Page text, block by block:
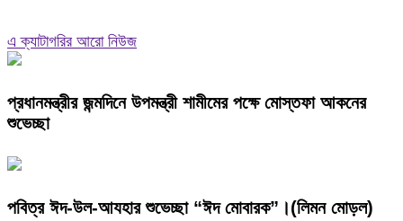
এ ক্যাটাগরির আরো নিউজ
প্রধানমন্ত্রীর জন্মদিনে উপমন্ত্রী শামীমের পক্ষে মোস্তফা আকনের
শুভেচ্ছা
পবিত্র ঈদ-উল-আযহার শুভেচ্ছা “ঈদ মোবারক”।(লিমন মোড়ল)